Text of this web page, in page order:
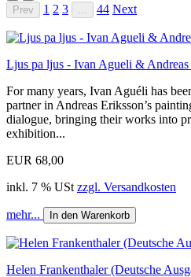
Prev 1 2 3 44 Next
Ljus pa ljus - Ivan Agueli & Andreas
For many years, Ivan Aguéli has
partner in Andreas Eriksson’s
dialogue, bringing their works into
exhibition...
EUR 68,00
inkl. 7 % USt zzgl. Versandkosten
mehr... In den Warenkorb
Helen Frankenthaler (Deutsche